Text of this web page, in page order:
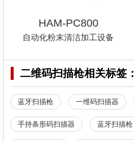
HAM-PC800
自动化粉末清洁加工设备
二维码扫描枪相关标签：
蓝牙扫描枪 一维码扫描器
手持条形码扫描器 蓝牙扫描枪